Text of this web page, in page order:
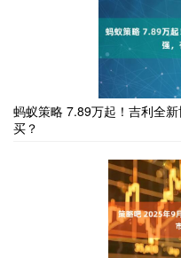
蚂蚁策略 7.89万起！吉利全
买？